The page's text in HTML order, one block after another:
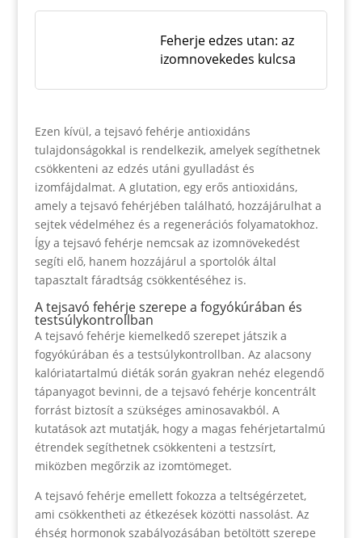
Feherje edzes utan: az
izomnovekedes kulcsa
Ezen kívül, a tejsavó fehérje antioxidáns
tulajdonságokkal is rendelkezik, amelyek segíthetnek
csökkenteni az edzés utáni gyulladást és
izomfájdalmat. A glutation, egy erős antioxidáns,
amely a tejsavó fehérjében található, hozzájárulhat a
sejtek védelméhez és a regenerációs folyamatokhoz.
Így a tejsavó fehérje nemcsak az izomnövekedést
segíti elő, hanem hozzájárul a sportolók által
tapasztalt fáradtság csökkentéséhez is.
A tejsavó fehérje szerepe a fogyókúrában és
testsúlykontrollban
A tejsavó fehérje kiemelkedő szerepet játszik a
fogyókúrában és a testsúlykontrollban. Az alacsony
kalóriatartalmú diéták során gyakran nehéz elegendő
tápanyagot bevinni, de a tejsavó fehérje koncentrált
forrást biztosít a szükséges aminosavakból. A
kutatások azt mutatják, hogy a magas fehérjetartalmú
étrendek segíthetnek csökkenteni a testzsírt,
miközben megőrzik az izomtömeget.
A tejsavó fehérje emellett fokozza a teltségérzetet,
ami csökkentheti az étkezések közötti nassolást. Az
éhség hormonok szabályozásában betöltött szerepe